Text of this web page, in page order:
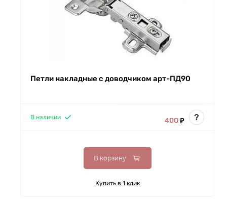
Петли накладные с доводчиком арт-ПД90
400₽ ?
В наличии
В корзину
Купить в 1 клик